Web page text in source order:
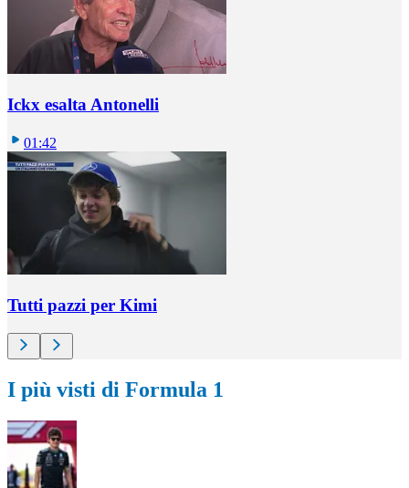
Ickx esalta Antonelli
01:42
Tutti pazzi per Kimi
I più visti di Formula 1